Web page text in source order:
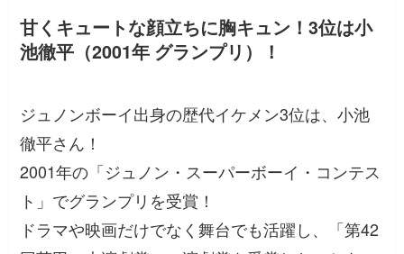
甘くキュートな顔立ちに胸キュン！3位は小
池徹平（2001年 グランプリ）！
ジュノンボーイ出身の歴代イケメン3位は、小池
徹平さん！
2001年の「ジュノン・スーパーボーイ・コンテス
ト」でグランプリを受賞！
ドラマや映画だけでなく舞台でも活躍し、「第42